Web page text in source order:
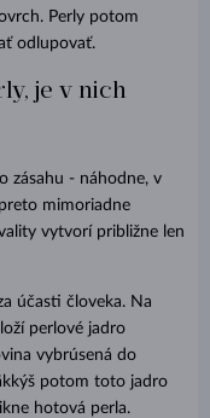
Perly potom
odlupovať.
je v nich
zásahu - náhodne, v
mimoriadne
vytvorí približne len
účasti človeka. Na
perlové jadro
vybrúsená do
potom toto jadro
hotová perla.